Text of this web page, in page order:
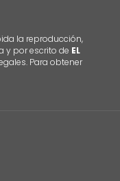
la reproducción,
y por escrito de EL
Para obtener